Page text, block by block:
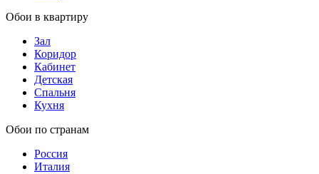
Обои в квартиру
Зал
Коридор
Кабинет
Детская
Спальня
Кухня
Обои по странам
Россия
Италия